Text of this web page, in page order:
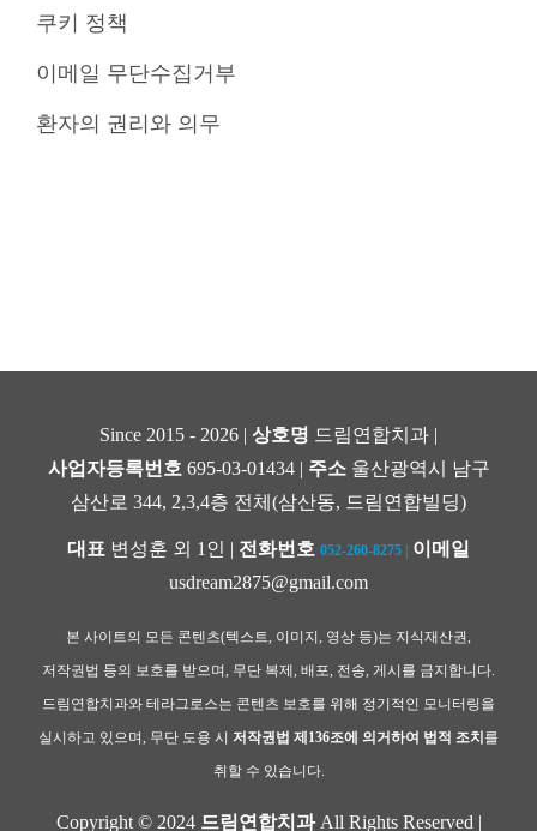
쿠키 정책
이메일 무단수집거부
환자의 권리와 의무
Since 2015 - 2026 | 상호명 드림연합치과 |
사업자등록번호 695-03-01434 | 주소울산광역시 남구
삼산로 344, 2,3,4층 전체(삼산동, 드림연합빌딩)
대표 변성훈 외 1인 | 전화번호 052-260-8275
이메일
usdream2875@gmail.com
본 사이트의 모든 콘텐츠(텍스트, 이미지, 영상 등)는 지식재산권,
저작권법 등의 보호를 받으며, 무단 복제, 배포, 전송, 게시를 금지합니다.
드림연합치과와 테라그로스는 콘텐츠 보호를 위해 정기적인 모니터링을
실시하고 있으며, 무단 도용 시 저작권법 제136조에 의거하여 법적 조치 를
취할 수 있습니다.
Copyright © 2024 드림연합치과All Rights Reserved |